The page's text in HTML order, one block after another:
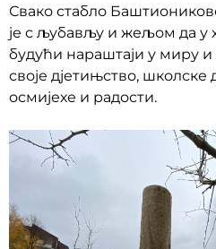
Свако стабло
је с љубављу и жељом да у
будући нараштаји у миру
своје дјетињство,
осмијехе и радости.